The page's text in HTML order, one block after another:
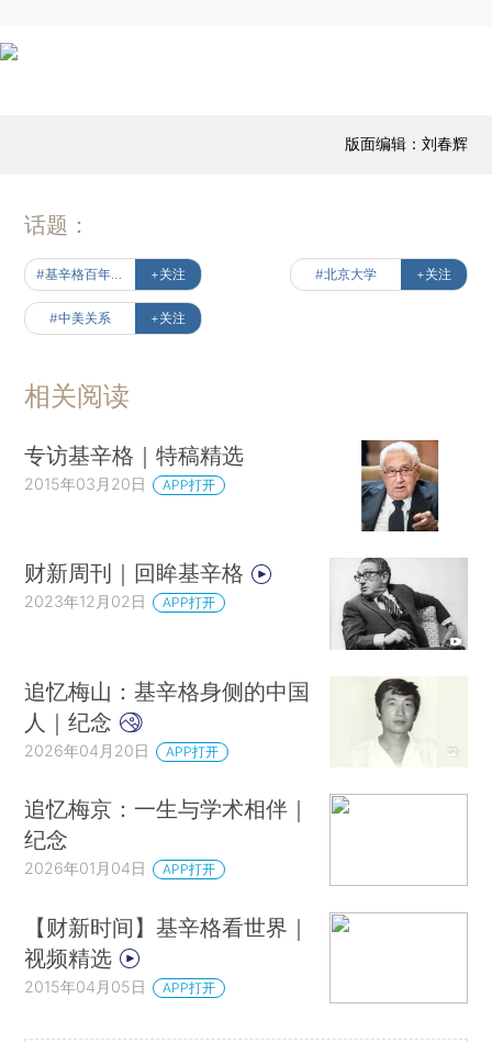
版面编辑：刘春辉
话题：
+关注 #北京大学 +关注
#中美关系 +关注
相关阅读
专访基辛格｜特稿精选
2015年03月20日 APP打开
财新周刊｜回眸基辛格
2023年12月02日 APP打开
追忆梅山：基辛格身侧的中国
人｜纪念
2026年04月20日 APP打开
追忆梅京：一生与学术相伴｜
纪念
2026年01月04日 APP打开
【财新时间】基辛格看世界｜
视频精选
2015年04月05日 APP打开